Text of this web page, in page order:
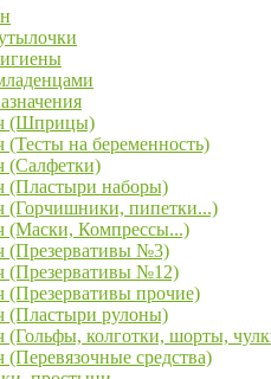
(Шприцы)
(Тесты на беременность)
(Салфетки)
(Пластыри наборы)
(Горчишники, пипетки...)
(Маски, Компрессы...)
(Презервативы №3)
(Презервативы №12)
(Презервативы прочие)
(Пластыри рулоны)
(Гольфы, колготки, шорты,
(Перевязочные средства)